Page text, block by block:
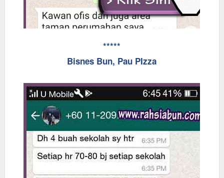
*****
Bisnes Bun, Pau PIzza